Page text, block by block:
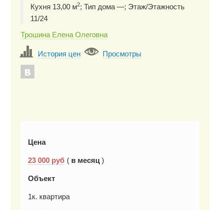
Кухня 13,00 м2; Тип дома —; Этаж/Этажность
11/24
Трошина Елена Олеговна
История цен Просмотры
Цена
23 000 руб ( в месяц )
Объект
1к. квартира